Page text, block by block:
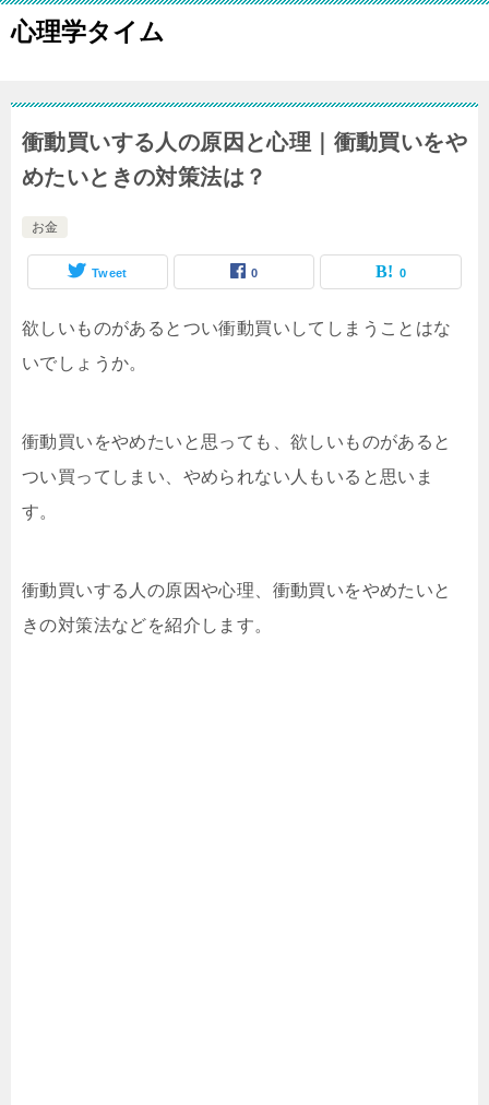
心理学タイム
衝動買いする人の原因と心理｜衝動買いをや
めたいときの対策法は？
お金
Tweet 0 0
欲しいものがあるとつい衝動買いしてしまうことはな
いでしょうか。
衝動買いをやめたいと思っても、欲しいものがあると
つい買ってしまい、やめられない人もいると思いま
す。
衝動買いする人の原因や心理、衝動買いをやめたいと
きの対策法などを紹介します。